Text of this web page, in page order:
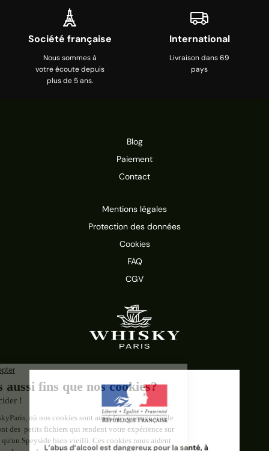
Société française
Nous sommes à
votre écoute depuis
plus de 5 ans.
International
Livraison dans 69
pays
Blog
Paiement
Contact
Mentions légales
Protection des données
Cookies
FAQ
CGV